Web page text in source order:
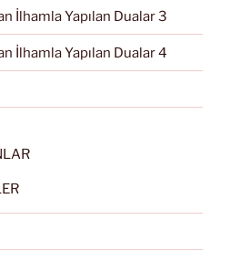
İlhamla Yapılan Dualar 3
İlhamla Yapılan Dualar 4